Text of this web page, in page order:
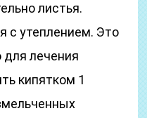
листья.
с утеплением. Это
лечения
кипятком 1